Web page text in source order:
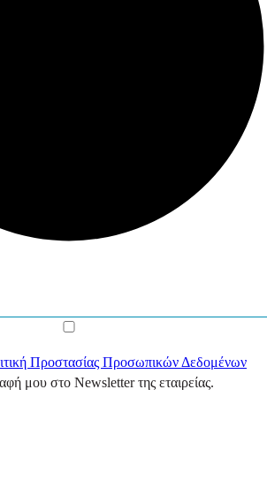
Προστασίας Προσωπικών Δεδομένων
μου στο Newsletter της εταιρείας.